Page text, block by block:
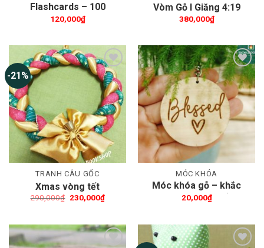
Flashcards – 100
CHARACTERS IN THE
120,000₫
Vòm Gỗ I Giăng 4:19
380,000₫
-21%
Thêm wishlist
TRANH CÂU GỐC
Xmas vòng tết
290,000₫ Giá
230,000₫Giá
hiện
230,000₫.
Thêm wishlist
MÓC KHÓA
Móc khóa gỗ – khắc
laser theo yêu cầu
20,000₫